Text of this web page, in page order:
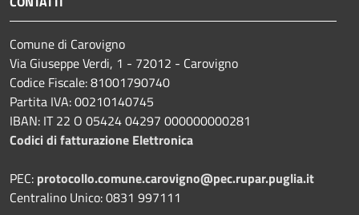
Comune di Carovigno
Via Giuseppe Verdi, 1 - 72012 - Carovigno
Codice Fiscale: 81001790740
Partita IVA: 00210140745
IBAN: IT 22 O 05424 04297 000000000281
Codici di fatturazione Elettronica
PEC: protocollo.comune.carovigno@pec.rupar.puglia.it
Centralino Unico: 0831 997111